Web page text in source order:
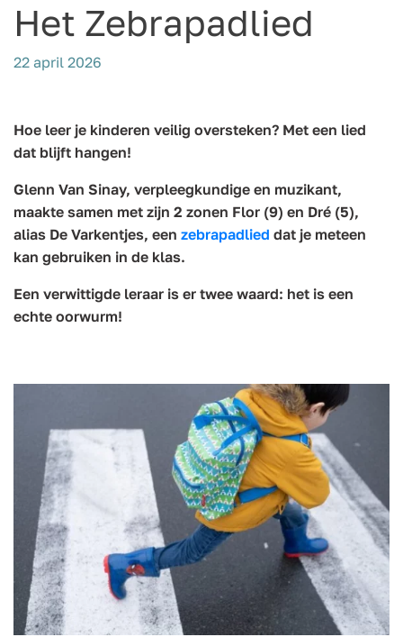
Het Zebrapadlied
22 april 2026
Hoe leer je kinderen veilig oversteken? Met een lied
dat blijft hangen!
Glenn Van Sinay, verpleegkundige en muzikant,
maakte samen met zijn 2 zonen Flor (9) en Dré (5),
alias De Varkentjes, een zebrapadlied dat je meteen
kan gebruiken in de klas.
Een verwittigde leraar is er twee waard: het is een
echte oorwurm!